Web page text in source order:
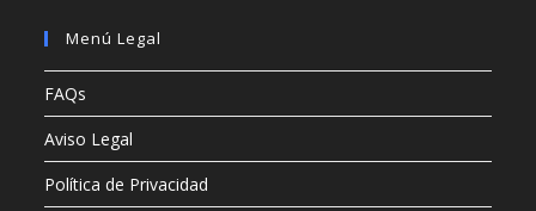
Menú Legal
FAQs
Aviso Legal
Política de Privacidad